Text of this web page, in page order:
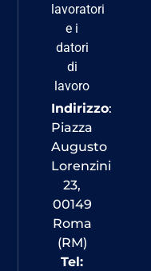
lavoratori
e i
datori
di
lavoro
Indirizzo:
Piazza
Augusto
Lorenzini
23,
00149
Roma
(RM)
Tel: